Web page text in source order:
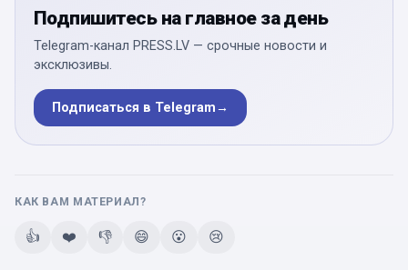
Подпишитесь на главное за день
Telegram-канал PRESS.LV — срочные новости и
эксклюзивы.
Подписаться в Telegram→
КАК ВАМ МАТЕРИАЛ?
👍 ❤️ 👎 😄 😮 😢